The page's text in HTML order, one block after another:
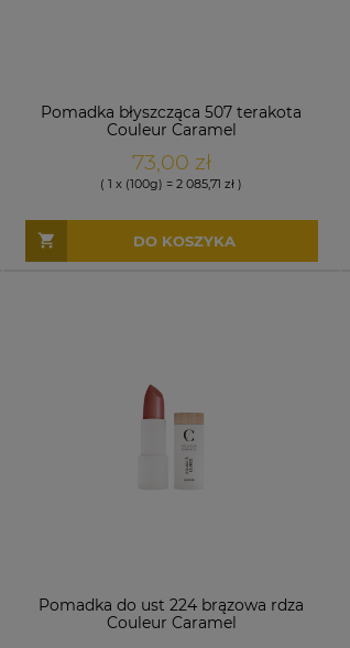
Pomadka błyszcząca 507 terakota
Couleur Caramel
73,00 zł
( 1 x (100g) = 2 085,71 zł )
DO KOSZYKA
Pomadka do ust 224 brązowa rdza
Couleur Caramel